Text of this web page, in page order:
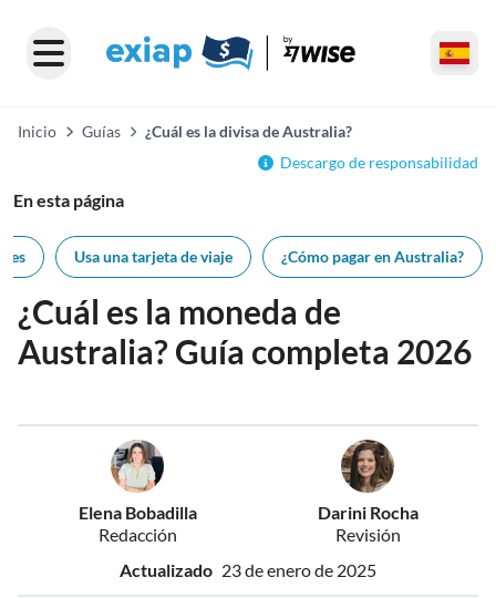
Inicio Guías
¿Cuál es la divisa de Australia?
Descargo de responsabilidad
En esta página
Usa una tarjeta de viaje ¿Cómo pagar en Australia?
¿Cuál es la moneda de
Australia? Guía completa 2026
Elena Bobadilla
Redacción
Darini Rocha
Revisión
Actualizado 23 de enero de 2025